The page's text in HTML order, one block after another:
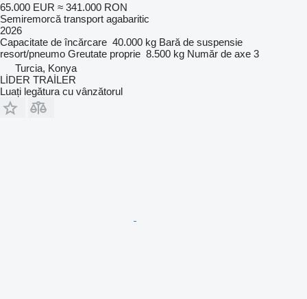
65.000 EUR ≈ 341.000 RON
Semiremorcă transport agabaritic
2026
Capacitate de încărcare 40.000 kg Bară de suspensie
resort/pneumo Greutate proprie 8.500 kg Număr de axe 3
Turcia, Konya
LİDER TRAİLER
Luați legătura cu vânzătorul